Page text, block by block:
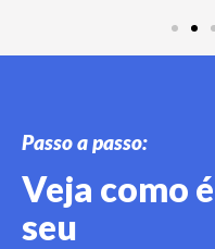
Passo a passo:
Veja como
seu